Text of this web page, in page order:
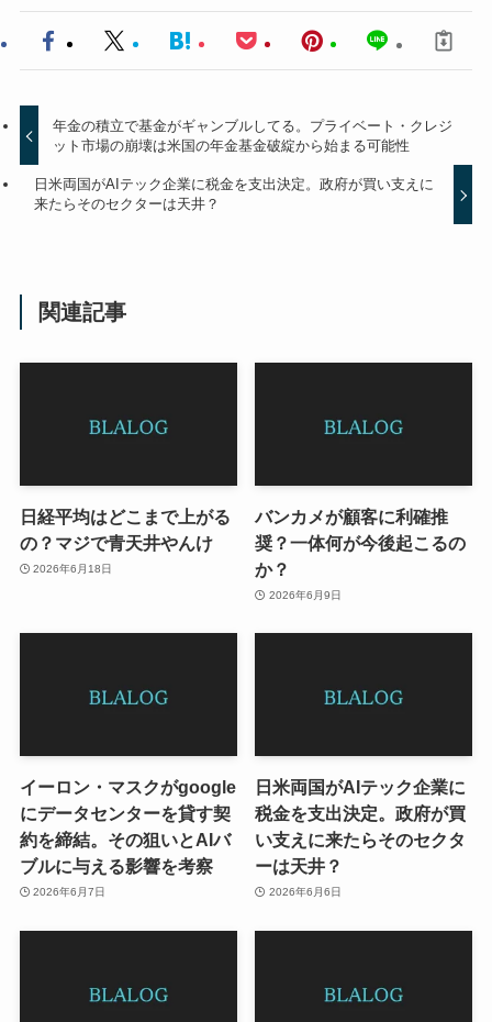
年金の積立で基金がギャンブルしてる。プライベート・クレジ
ット市場の崩壊は米国の年金基金破綻から始まる可能性
日米両国がAIテック企業に税金を支出決定。政府が買い支えに
来たらそのセクターは天井？
関連記事
日経平均はどこまで上がる
の？マジで青天井やんけ
2026年6月18日
バンカメが顧客に利確推
奨？一体何が今後起こるの
か？
2026年6月9日
イーロン・マスクがgoogle
にデータセンターを貸す契
約を締結。その狙いとAIバ
ブルに与える影響を考察
2026年6月7日
日米両国がAIテック企業に
税金を支出決定。政府が買
い支えに来たらそのセクタ
ーは天井？
2026年6月6日